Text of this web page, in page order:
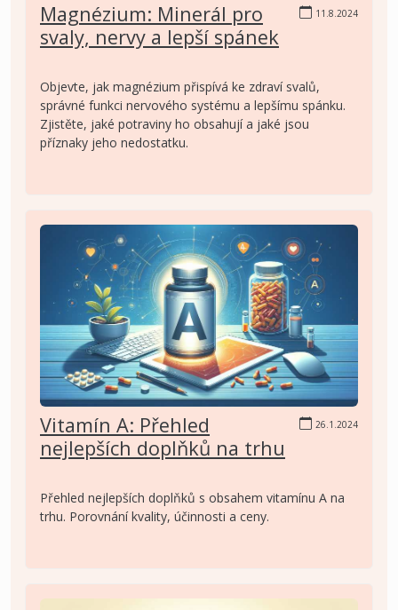
11.8.2024
Magnézium: Minerál pro
svaly, nervy a lepší spánek
Objevte, jak magnézium přispívá ke zdraví svalů,
správné funkci nervového systému a lepšímu spánku.
Zjistěte, jaké potraviny ho obsahují a jaké jsou
příznaky jeho nedostatku.
26.1.2024
Vitamín A: Přehled
nejlepších doplňků na trhu
Přehled nejlepších doplňků s obsahem vitamínu A na
trhu. Porovnání kvality, účinnosti a ceny.